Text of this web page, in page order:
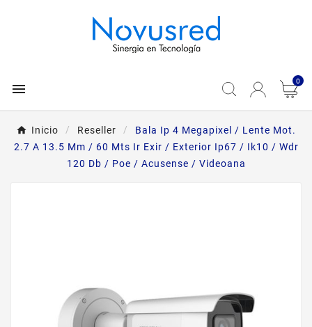
 0
Inicio Reseller
Bala Ip 4 Megapixel / Lente Mot.
2.7 A 13.5 Mm / 60 Mts Ir Exir / Exterior Ip67 / Ik10 / Wdr
120 Db / Poe / Acusense / Videoana